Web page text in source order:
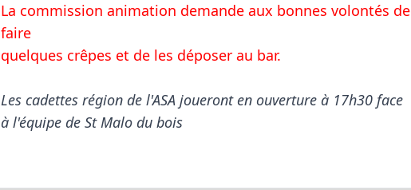
La commission animation demande aux bonnes volontés de
faire
quelques crêpes et de les déposer au bar.
Les cadettes région de l'ASA joueront en ouverture à 17h30 face
à l'équipe de St Malo du bois